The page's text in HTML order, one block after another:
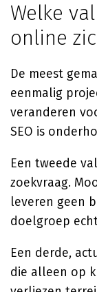
Welke
online
De meest
eenmalig
veranderen
SEO is
Een tweede
zoekvraag.
leveren geen
doelgroep
Een derde,
die alleen op